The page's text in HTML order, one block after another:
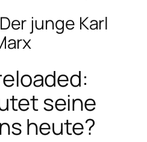
junge Karl
seine
heute?